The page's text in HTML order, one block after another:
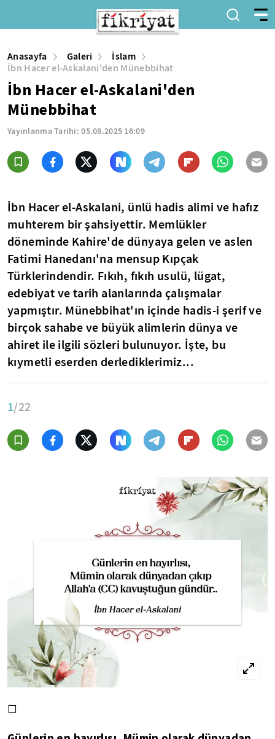
Anasayfa Galeri
İslam
İbn Hacer el-Askalani'den Münebbihat
İbn Hacer el-Askalani'den
Münebbihat
Yayınlanma Tarihi:05.08.2025 16:09
İbn Hacer el-Askalani, ünlü hadis alimi ve hafız
muhterem bir şahsiyettir. Memlükler
döneminde Kahire'de dünyaya gelen ve aslen
Fatimi Hanedanı'na mensup Kıpçak
Türklerindendir. Fıkıh, fıkıh usulü, lügat,
edebiyat ve tarih alanlarında çalışmalar
yapmıştır. Münebbihat'ın içinde hadis-i şerif ve
birçok sahabe ve büyük alimlerin dünya ve
ahiret ile ilgili sözleri bulunuyor. İşte, bu
kıymetli eserden derlediklerimiz...
1/22
◻